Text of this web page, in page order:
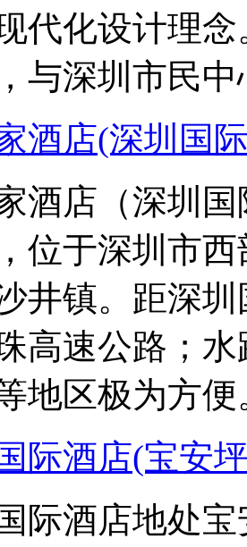
代化设计理
与深圳市民
酒店(深圳国
酒店（深圳
位于深圳市
井镇。距深
高速公路；
地区极为方便
际酒店(宝安
际酒店地处